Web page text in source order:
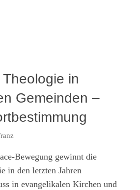
in
Gemeinden –
Bewegung gewinnt die
in den letzten Jahren
in evangelikalen Kirchen und